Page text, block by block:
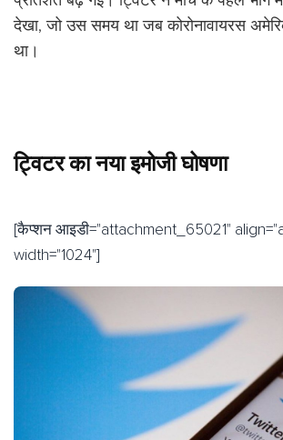
देखा, जो उस समय था जब कोरोनावायरस
था।
ट्विटर का नया इमोजी घोषणा
[कैप्शन आइडी="attachment_65021"
width="1024"]